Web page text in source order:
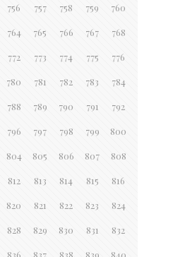
756 757 758 759 760
764 765 766 767 768
772 773 774 775 776
780 781 782 783 784
788 789 790 791 792
796 797 798 799 800
804 805 806 807 808
812 813 814 815 816
820 821 822 823 824
828 829 830 831 832
836 837 838 839 840